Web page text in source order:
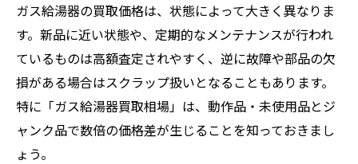
ガス給湯器の買取価格は、状態によって大きく異なりま
す。新品に近い状態や、定期的なメンテナンスが行われ
ているものは高額査定されやすく、逆に故障や部品の欠
損がある場合はスクラップ扱いとなることもあります。
特に「ガス給湯器買取相場」は、動作品・未使用品とジ
ャンク品で数倍の価格差が生じることを知っておきまし
ょう。